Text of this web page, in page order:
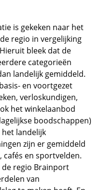
is gekeken naar het
regio in vergelijking
bleek dat de
categorieën
landelijk gemiddeld.
en voortgezet
verloskundigen,
het winkelaanbod
boodschappen)
landelijk
zijn er gemiddeld
en sportvelden.
de regio Brainport
van